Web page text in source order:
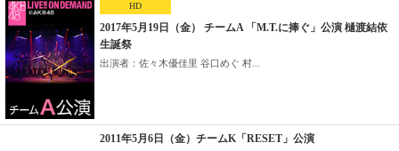
HD
2017年5月19日（金） チームA 「M.T.に捧ぐ」公演 樋渡結依
生誕祭
出演者：佐々木優佳里 谷口めぐ 村...
2011年5月6日（金）チームK「RESET」公演